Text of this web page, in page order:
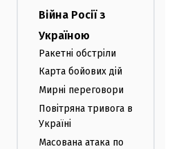
Війна Росії з
Україною
Ракетні обстріли
Карта бойових дій
Мирні переговори
Повітряна тривога в
Україні
Масована атака по